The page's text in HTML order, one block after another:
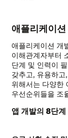
애플리케이
애플리케이션 개
이해관계자부터
단계 및 인력이
갖추고, 유용하
위해서는 다양한
우선순위들을 조
앱 개발의 8단계